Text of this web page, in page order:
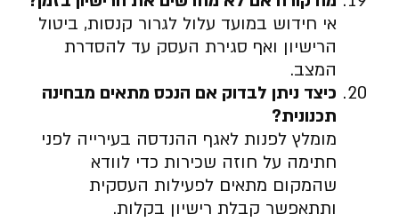
אי חידוש במועד עלול לגרור קנסות, ביטול
הרישיון ואף סגירת העסק עד להסדרת
המצב.
כיצד ניתן לבדוק אם הנכס מתאים מבחינה
תכנונית?
מומלץ לפנות לאגף ההנדסה בעירייה לפני
חתימה על חוזה שכירות כדי לוודא
שהמקום מתאים לפעילות העסקית
ותתאפשר קבלת רישיון בקלות.